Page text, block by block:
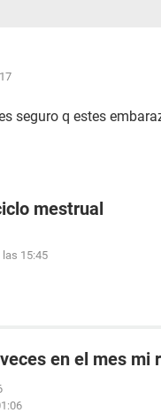
seguro q estes
mestrual
las 15:45
en el mes mi